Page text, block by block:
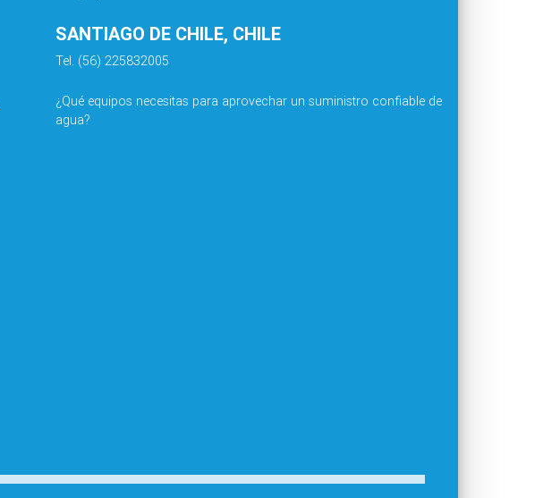
SANTIAGO DE CHILE, CHILE
Tel. (56) 225832005
¿Qué equipos necesitas para aprovechar un suministro confiable de
agua?